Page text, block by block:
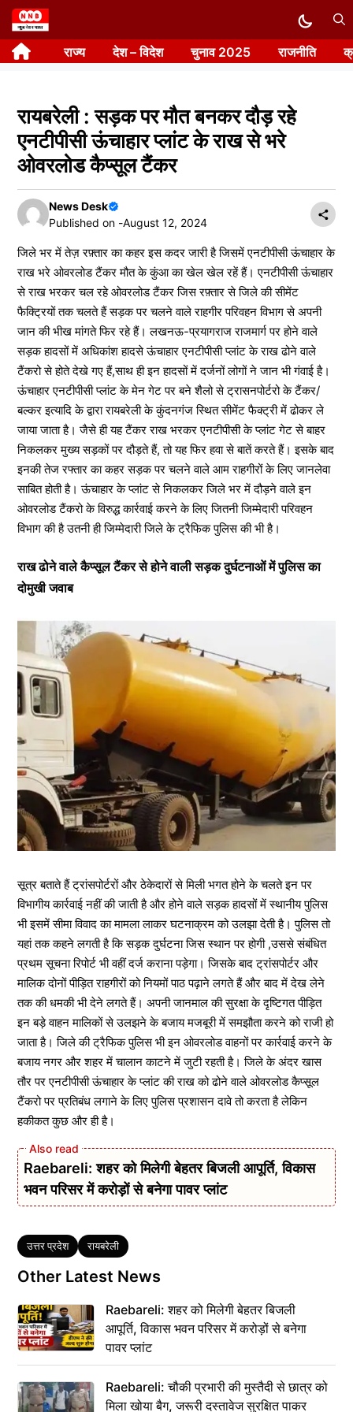
Skip
to
content राज्य देश – विदेश चुनाव 2025 राजनीति
रायबरेली : सड़क पर मौत बनकर दौड़ रहे
एनटीपीसी ऊंचाहार प्लांट के राख से भरे
ओवरलोड कैप्सूल टैंकर
News Desk
Published on -August 12, 2024
जिले भर में तेज़ रफ़्तार का कहर इस कदर जारी है जिसमें एनटीपीसी ऊंचाहार के
राख भरे ओवरलोड टैंकर मौत के कुंआ का खेल खेल रहें हैं। एनटीपीसी ऊंचाहार
से राख भरकर चल रहे ओवरलोड टैंकर जिस रफ़्तार से जिले की सीमेंट
फैक्ट्रियों तक चलते हैं सड़क पर चलने वाले राहगीर परिवहन विभाग से अपनी
जान की भीख मांगते फिर रहे हैं। लखनऊ-प्रयागराज राजमार्ग पर होने वाले
सड़क हादसों में अधिकांश हादसे ऊंचाहार एनटीपीसी प्लांट के राख ढोने वाले
टैंकरो से होते देखे गए हैं,साथ ही इन हादसों में दर्जनों लोगों ने जान भी गंवाई है।
ऊंचाहार एनटीपीसी प्लांट के मेन गेट पर बने शैलो से ट्रासनपोर्टरो के टैंकर/
बल्कर इत्यादि के द्वारा रायबरेली के कुंदनगंज स्थित सीमेंट फैक्ट्री में ढोकर ले
जाया जाता है। जैसे ही यह टैंकर राख भरकर एनटीपीसी के प्लांट गेट से बाहर
निकलकर मुख्य सड़कों पर दौड़ते हैं, तो यह फिर हवा से बातें करते हैं। इसके बाद
इनकी तेज रफ्तार का कहर सड़क पर चलने वाले आम राहगीरों के लिए जानलेवा
साबित होती है। ऊंचाहार के प्लांट से निकलकर जिले भर में दौड़ने वाले इन
ओवरलोड टैंकरो के विरुद्ध कार्रवाई करने के लिए जितनी जिम्मेदारी परिवहन
विभाग की है उतनी ही जिम्मेदारी जिले के ट्रैफिक पुलिस की भी है।
राख ढोने वाले कैप्सूल टैंकर से होने वाली सड़क दुर्घटनाओं में पुलिस का
दोमुखी जवाब
सूत्र बताते हैं ट्रांसपोर्टरों और ठेकेदारों से मिली भगत होने के चलते इन पर
विभागीय कार्रवाई नहीं की जाती है और होने वाले सड़क हादसों में स्थानीय पुलिस
भी इसमें सीमा विवाद का मामला लाकर घटनाक्रम को उलझा देती है। पुलिस तो
यहां तक कहने लगती है कि सड़क दुर्घटना जिस स्थान पर होगी ,उससे संबंधित
प्रथम सूचना रिपोर्ट भी वहीं दर्ज कराना पड़ेगा। जिसके बाद ट्रांसपोर्टर और
मालिक दोनों पीड़ित राहगीरों को नियमों पाठ पढ़ाने लगते हैं और बाद में देख लेने
तक की धमकी भी देने लगते हैं। अपनी जानमाल की सुरक्षा के दृष्टिगत पीड़ित
इन बड़े वाहन मालिकों से उलझने के बजाय मजबूरी में समझौता करने को राजी हो
जाता है। जिले की ट्रैफिक पुलिस भी इन ओवरलोड वाहनों पर कार्रवाई करने के
बजाय नगर और शहर में चालान काटने में जुटी रहती है। जिले के अंदर खास
तौर पर एनटीपीसी ऊंचाहार के प्लांट की राख को ढोने वाले ओवरलोड कैप्सूल
टैंकरो पर प्रतिबंध लगाने के लिए पुलिस प्रशासन दावे तो करता है लेकिन
हकीकत कुछ और ही है।
Raebareli: शहर को मिलेगी बेहतर बिजली आपूर्ति, विकास
भवन परिसर में करोड़ों से बनेगा पावर प्लांट
Tags
उत्तर प्रदेश रायबरेली
Other Latest News
Raebareli: शहर को मिलेगी बेहतर बिजली
आपूर्ति, विकास भवन परिसर में करोड़ों से बनेगा
पावर प्लांट
Raebareli: चौकी प्रभारी की मुस्तैदी से छात्र को
मिला खोया बैग, जरूरी दस्तावेज सुरक्षित पाकर